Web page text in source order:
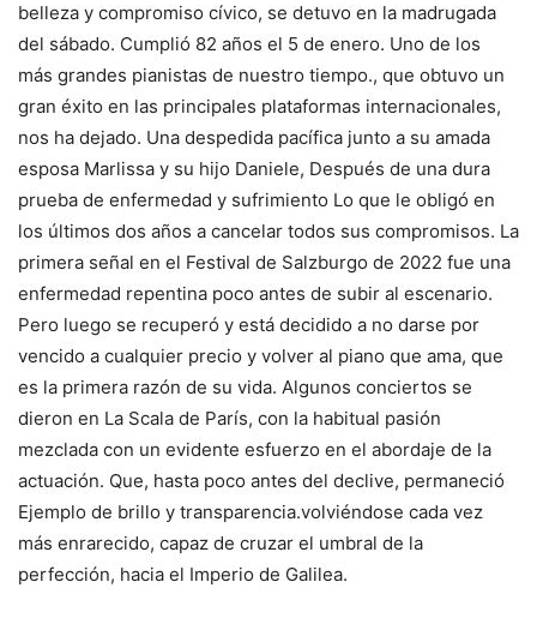
belleza y compromiso cívico, se detuvo en la madrugada
del sábado. Cumplió 82 años el 5 de enero. Uno de los
más grandes pianistas de nuestro tiempo., que obtuvo un
gran éxito en las principales plataformas internacionales,
nos ha dejado. Una despedida pacífica junto a su amada
esposa Marlissa y su hijo Daniele, Después de una dura
prueba de enfermedad y sufrimiento Lo que le obligó en
los últimos dos años a cancelar todos sus compromisos. La
primera señal en el Festival de Salzburgo de 2022 fue una
enfermedad repentina poco antes de subir al escenario.
Pero luego se recuperó y está decidido a no darse por
vencido a cualquier precio y volver al piano que ama, que
es la primera razón de su vida. Algunos conciertos se
dieron en La Scala de París, con la habitual pasión
mezclada con un evidente esfuerzo en el abordaje de la
actuación. Que, hasta poco antes del declive, permaneció
Ejemplo de brillo y transparencia.volviéndose cada vez
más enrarecido, capaz de cruzar el umbral de la
perfección, hacia el Imperio de Galilea.